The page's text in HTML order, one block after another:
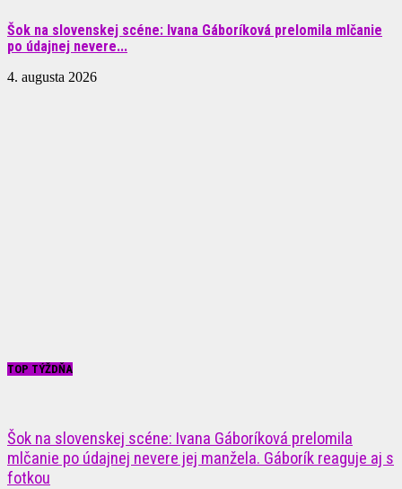
Šok na slovenskej scéne: Ivana Gáboríková prelomila mlčanie
po údajnej nevere...
4. augusta 2026
TOP TÝŽDŇA
Šok na slovenskej scéne: Ivana Gáboríková prelomila
mlčanie po údajnej nevere jej manžela. Gáborík reaguje aj s
fotkou